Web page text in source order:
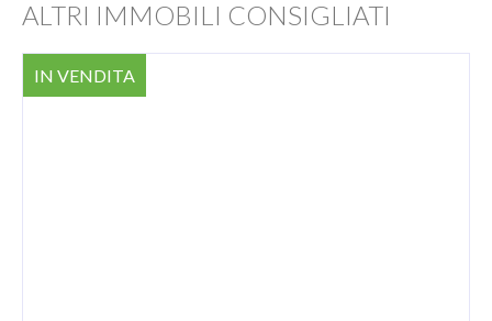
ALTRI IMMOBILI CONSIGLIATI
IN VENDITA